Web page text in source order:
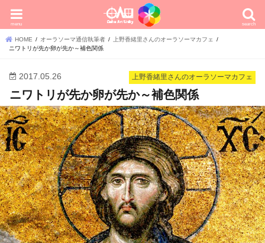
search
menu
HOME オーラソーマ通信執筆者
上野香緒里さんのオーラソーマカフェ
ニワトリが先か卵が先か～補色関係
上野香緒里さんのオーラソーマカフェ
2017.05.26
ニワトリが先か卵が先か～補色関係